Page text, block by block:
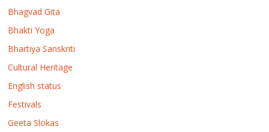
Bhagvad Gita
Bhakti Yoga
Bhartiya Sanskriti
Cultural Heritage
English status
Festivals
Geeta Slokas